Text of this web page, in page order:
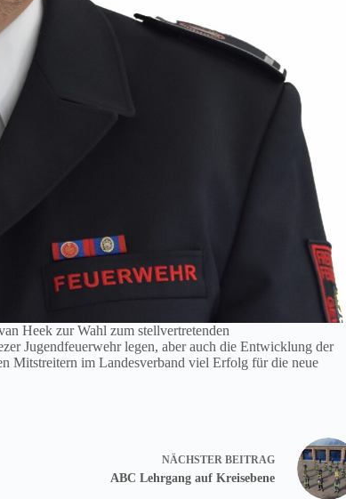
Heek zur Wahl zum stellvertretenden
Jugendfeuerwehr legen, aber auch die Entwicklung der
Mitstreitern im Landesverband viel Erfolg für die neue
NÄCHSTERBEITRAG
ABC Lehrgang auf Kreisebene